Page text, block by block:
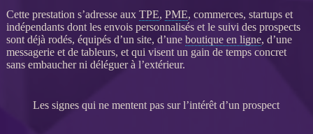
Cette prestation s’adresse aux TPE, PME, commerces, startups et
indépendants dont les envois personnalisés et le suivi des prospects
sont déjà rodés, équipés d’un site, d’une boutique en ligne, d’une
messagerie et de tableurs, et qui visent un gain de temps concret
sans embaucher ni déléguer à l’extérieur.
Les signes qui ne mentent pas sur l’intérêt d’un prospect